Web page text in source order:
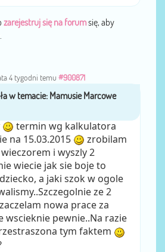
zarejestruj się na forumsię, aby
4 tygodni temu #900871
przezmicela
termin wg kalkulatora
na 15.03.2015
zrobilam
i wyszly 2
wiecie jak sie boje to
a jaki szok w ogole
ze 2
nowa prace za
wscieknie pewnie..Na razie
tym faktem